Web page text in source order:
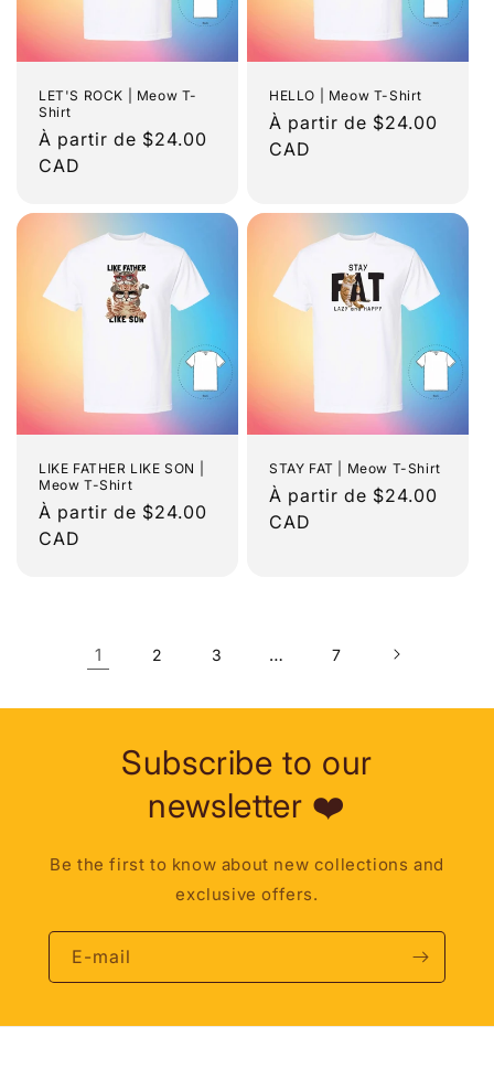
LET'S ROCK | Meow T-
Shirt
Prix
habituel
À partir de $24.00
CAD
HELLO | Meow T-Shirt
Prix
habituel
À partir de $24.00
CAD
LIKE FATHER LIKE SON |
Meow T-Shirt
Prix
habituel
À partir de $24.00
CAD
STAY FAT | Meow T-Shirt
Prix
habituel
À partir de $24.00
CAD
1 2 3 … 7
Subscribe to our
newsletter ❤️
Be the first to know about new collections and
exclusive offers.
E-mail